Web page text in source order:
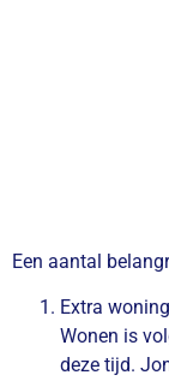
Een aantal
Extra
Wonen is
deze tijd.